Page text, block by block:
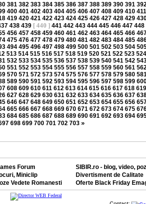
381 382 383 384 385 386 387 388 389 390 391
400 401 402 403 404 405 406 407 408 409 410 411
419 420 421 422 423 424 425 426 427 428 429
438 439 [ 440 ] 441 442 443 444 445 446 447 448
456 457 458 459 460 461 462 463 464 465 466
475 476 477 478 479 480 481 482 483 484 485
494 495 496 497 498 499 500 501 502 503 504
513 514 515 516 517 518 519 520 521 522 523 524
532 533 534 535 536 537 538 539 540 541 542
551 552 553 554 555 556 557 558 559 560 561
570 571 572 573 574 575 576 577 578 579 580
589 590 591 592 593 594 595 596 597 598 599
608 609 610 611 612 613 614 615 616 617 618 619
627 628 629 630 631 632 633 634 635 636 637
646 647 648 649 650 651 652 653 654 655 656
665 666 667 668 669 670 671 672 673 674 675
684 685 686 687 688 689 690 691 692 693 694
698 699 700 701 702 703 »
Forum SIBIR.ro - blog, video,
Miniclip Divertisment de Calitate
Vedete Romanesti Oferte Black Friday